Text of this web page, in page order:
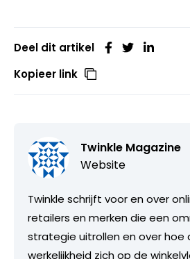
Deel dit artikel
Kopieer link
Twinkle Magazine
Website
Twinkle schrijft voor en over
retailers en merken die een
strategie uitrollen en over hoe
werkelijkheid zich op de